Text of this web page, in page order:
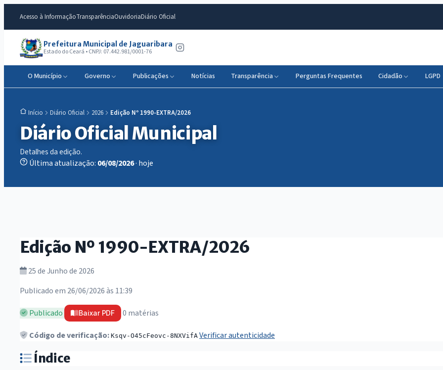
Acesso à InformaçãoTransparênciaOuvidoriaDiário Oficial
Prefeitura Municipal de Jaguaribara
Estado do Ceará • CNPJ: 07.442.981/0001-76
O Município Governo Publicações Notícias Transparência Perguntas Frequentes Cidadão LGPD
Início Diário Oficial 2026 Edição Nº 1990-EXTRA/2026
Diário Oficial Municipal
Detalhes da edição.
Última atualização: 06/08/2026· hoje
Edição Nº 1990-EXTRA/2026
25 de Junho de 2026
Publicado em 26/06/2026 às 11:39
Publicado Baixar PDF 0 matérias
Código de verificação: Ksqv-O45cFeovc-8NXVifA Verificar autenticidade
Índice